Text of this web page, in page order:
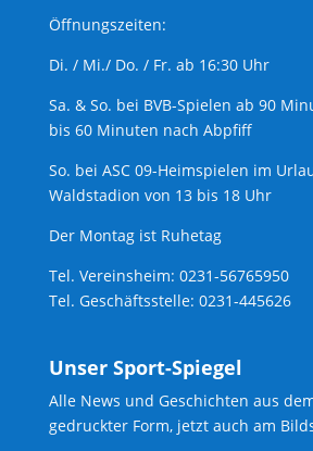
Öffnungszeiten:
Di. / Mi./ Do. / Fr. ab 16:30 Uhr
Sa. & So. bei BVB-Spielen ab 90
bis 60 Minuten nach Abpfiff
So. bei ASC 09-Heimspielen im
Waldstadion von 13 bis 18 Uhr
Der Montag ist Ruhetag
Tel. Vereinsheim: 0231-56765950
Tel. Geschäftsstelle: 0231-445626
Unser Sport-Spiegel
Alle News und Geschichten aus
gedruckter Form, jetzt auch am